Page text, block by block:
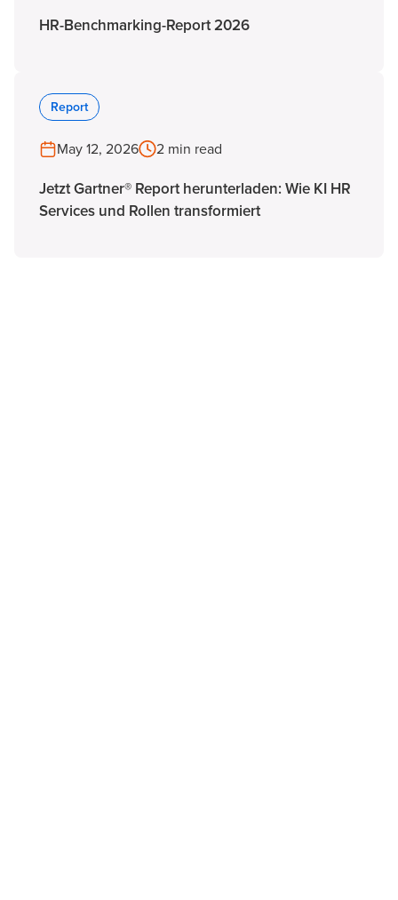
HR-Benchmarking-Report 2026
Report
May 12, 2026 2 min read
Jetzt Gartner® Report herunterladen: Wie KI HR
Services und Rollen transformiert